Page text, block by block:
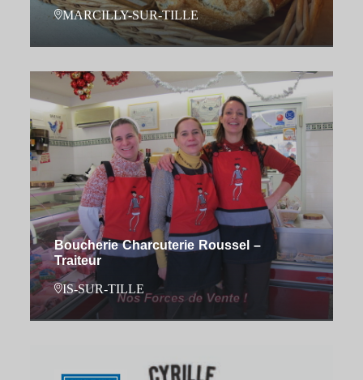
MARCILLY-SUR-TILLE
Boucherie Charcuterie Roussel –
Traiteur
IS-SUR-TILLE